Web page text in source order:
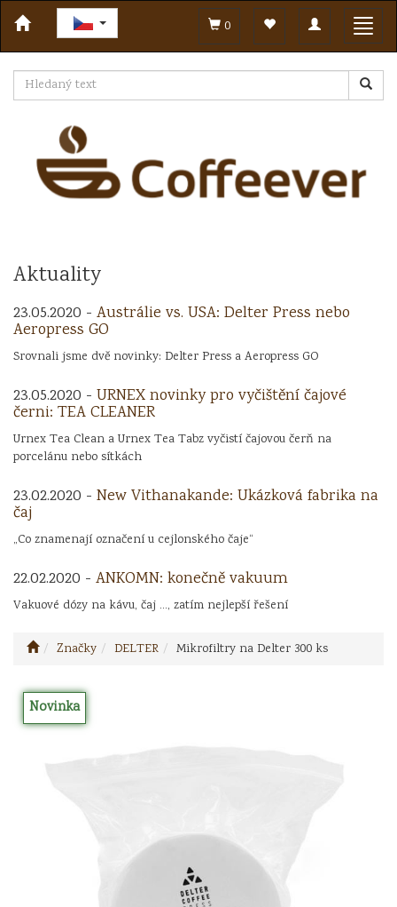
Toggle
navigation
0
Aktuality
23.05.2020 - Austrálie vs. USA: Delter Press nebo
Aeropress GO
Srovnali jsme dvě novinky: Delter Press a Aeropress GO
23.05.2020 - URNEX novinky pro vyčištění čajové
černi: TEA CLEANER
Urnex Tea Clean a Urnex Tea Tabz vyčistí čajovou čerň na
porcelánu nebo sítkách
23.02.2020 - New Vithanakande: Ukázková fabrika na
čaj
„Co znamenají označení u cejlonského čaje“
22.02.2020 - ANKOMN: konečně vakuum
Vakuové dózy na kávu, čaj ..., zatím nejlepší řešení
Značky DELTER Mikrofiltry na Delter 300 ks
Novinka